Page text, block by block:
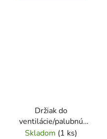
Držiak do
ventilácie/palubnú
dosku auta Forcell
Skladom (1 ks)